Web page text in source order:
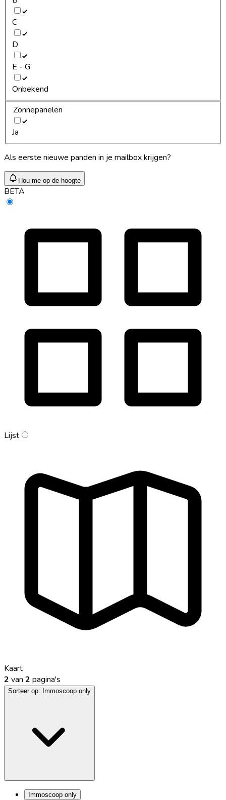
C
D
E - G
Onbekend
Zonnepanelen
Ja
Als eerste nieuwe panden in je mailbox krijgen?
Hou me op de hoogte
BETA
Lijst
Kaart
2 van 2 pagina's
Sorteer op: Immoscoop only
Immoscoop only